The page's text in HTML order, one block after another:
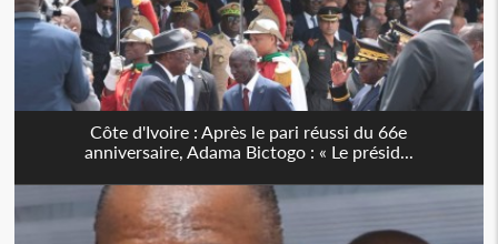
Côte d'Ivoire : Après le pari réussi du 66e
anniversaire, Adama Bictogo : « Le présid...